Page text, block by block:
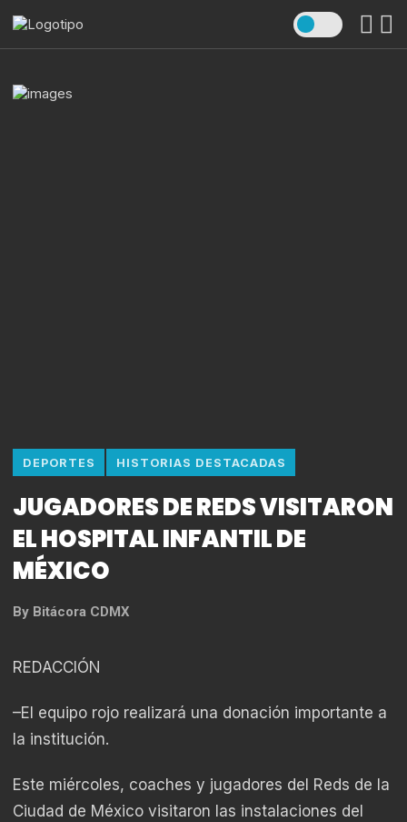
DEPORTES HISTORIAS DESTACADAS
JUGADORES DE REDS VISITARON
EL HOSPITAL INFANTIL DE
MÉXICO
By Bitácora CDMX
REDACCIÓN
–El equipo rojo realizará una donación importante a
la institución.
Este miércoles, coaches y jugadores del Reds de la
Ciudad de México visitaron las instalaciones del